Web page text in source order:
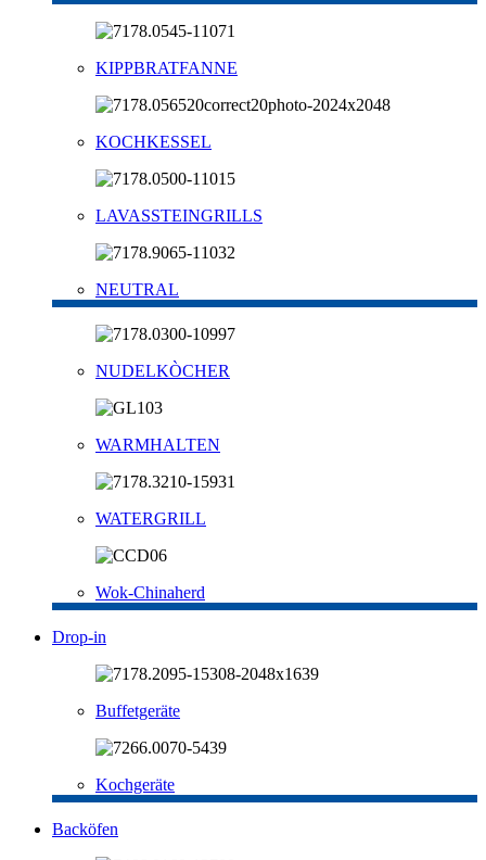
KIPPBRATFANNE
KOCHKESSEL
LAVASSTEINGRILLS
NEUTRAL
NUDELKÒCHER
WARMHALTEN
WATERGRILL
Wok-Chinaherd
Drop-in
Buffetgeräte
Kochgeräte
Backöfen